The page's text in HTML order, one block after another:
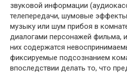
звуковой информации
телепередачи, шумовые
музыку или шум прибоя в
диалогами персонажей фильма,
них содержатся
фиксируемые подсознанием
впоследствии делать то, что